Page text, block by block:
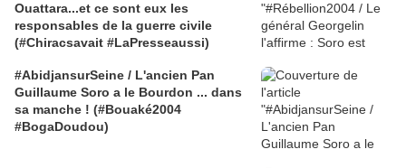
Ouattara...et ce sont eux les
responsables de la guerre civile
(#Chiracsavait #LaPresseaussi)
#AbidjansurSeine / L'ancien Pan
Guillaume Soro a le Bourdon ... dans
sa manche ! (#Bouaké2004
#BogaDoudou)